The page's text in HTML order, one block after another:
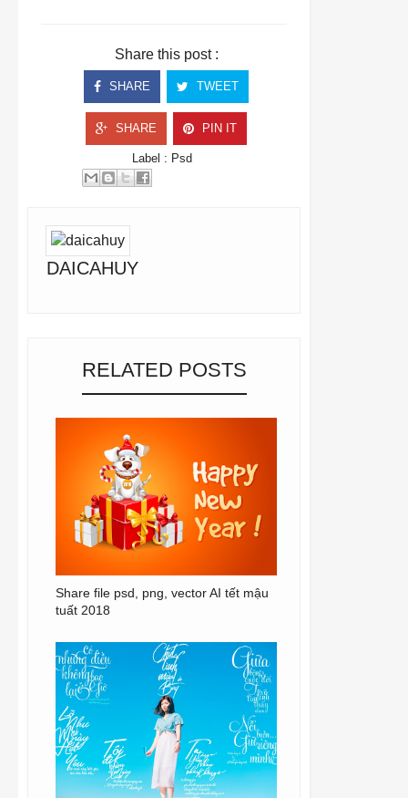
Share this post :
SHARE TWEET
SHARE PIN IT
Label : Psd
DAICAHUY
RELATED POSTS
Share file psd, png, vector AI tết mậu
tuất 2018